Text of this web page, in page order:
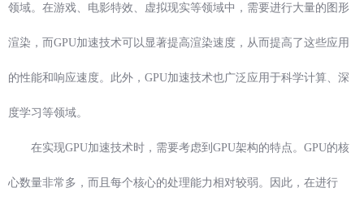
领域。在游戏、电影特效、虚拟现实等领域中，需要进行大量的图形
渲染，而GPU加速技术可以显著提高渲染速度，从而提高了这些应用
的性能和响应速度。此外，GPU加速技术也广泛应用于科学计算、深
度学习等领域。
在实现GPU加速技术时，需要考虑到GPU架构的特点。GPU的核
心数量非常多，而且每个核心的处理能力相对较弱。因此，在进行